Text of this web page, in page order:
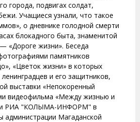
города, подвигах солдат,
Учащиеся узнали, что такое
о дневнике голодной смерти
блокадного быта, знаменитой
«Дороге жизни». Беседа
памятников
«Цветок жизни» в которых
и его защитников,
выставки «Непокоренный
видеофильма «Между жизнью и
РИА "КОЛЫМА-ИНФОРМ" в
администрации Магаданской